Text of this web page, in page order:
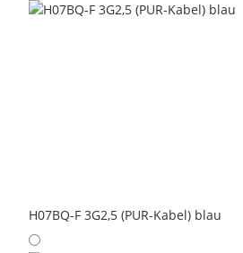
H07BQ-F 3G2,5 (PUR-Kabel) blau